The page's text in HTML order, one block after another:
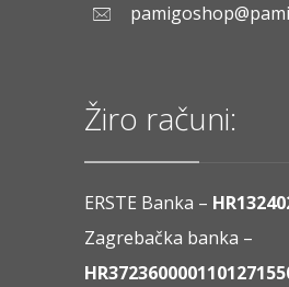
Žiro računi:
ERSTE Banka –
Zagrebačka banka –